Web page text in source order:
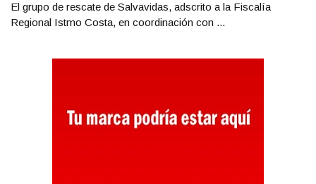
El grupo de rescate de Salvavidas, adscrito a la Fiscalía
Regional Istmo Costa, en coordinación con ...